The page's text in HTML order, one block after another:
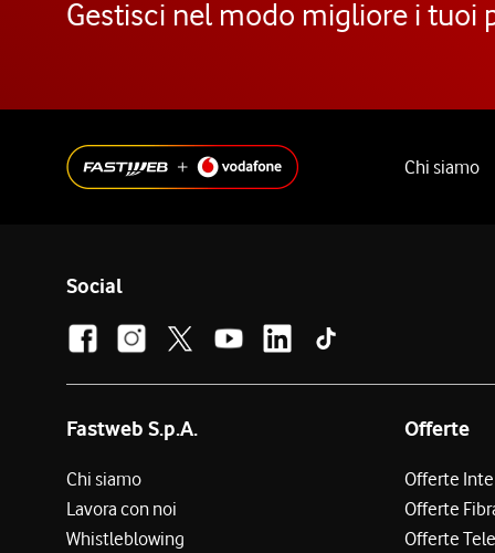
Gestisci nel modo migliore i tuoi
Chi siamo
Social
Fastweb S.p.A.
Chi siamo
Lavora con noi
Whistleblowing
Offerte
Offerte
Offerte
Offerte